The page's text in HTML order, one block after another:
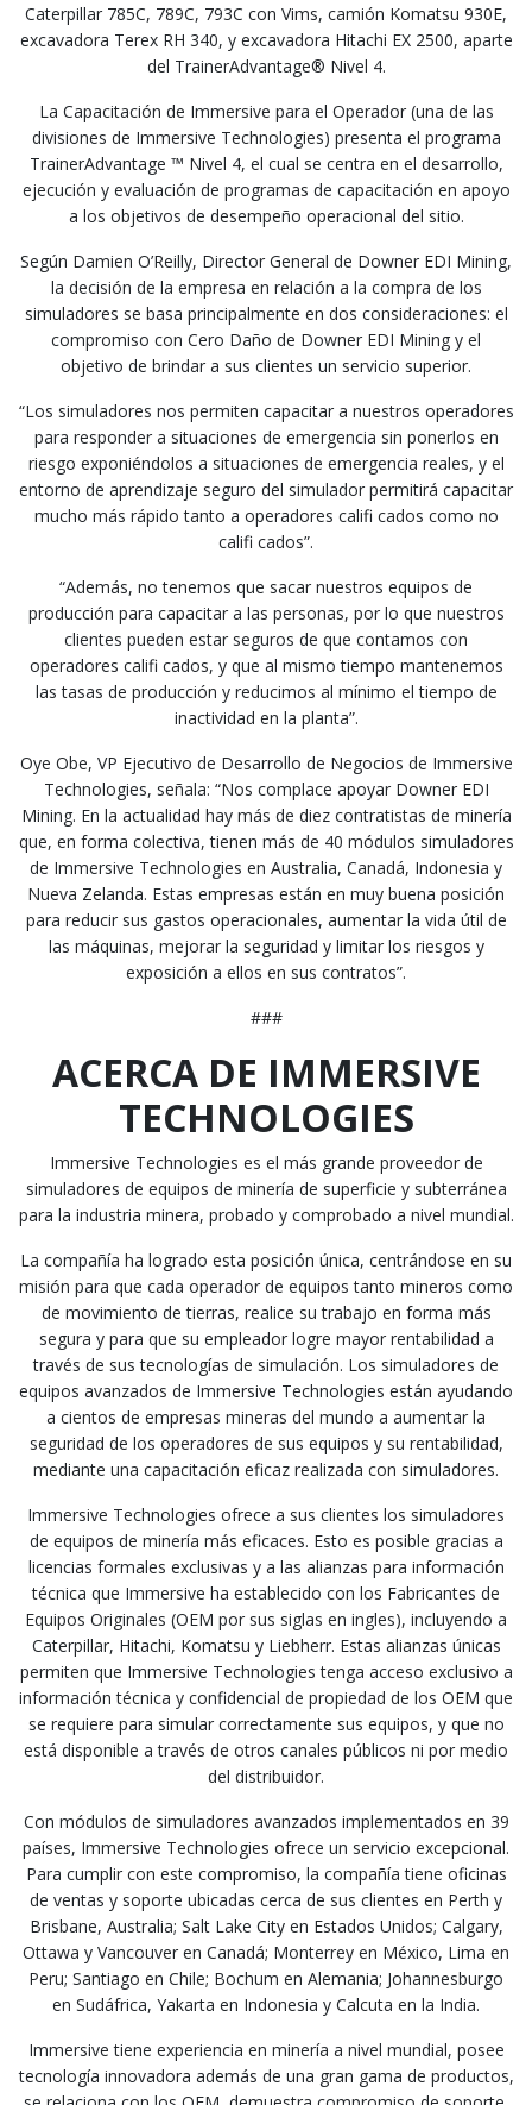
Caterpillar 785C, 789C, 793C con Vims, camión Komatsu 930E,
excavadora Terex RH 340, y excavadora Hitachi EX 2500, aparte
del TrainerAdvantage® Nivel 4.
La Capacitación de Immersive para el Operador (una de las
divisiones de Immersive Technologies) presenta el programa
TrainerAdvantage ™ Nivel 4, el cual se centra en el desarrollo,
ejecución y evaluación de programas de capacitación en apoyo
a los objetivos de desempeño operacional del sitio.
Según Damien O’Reilly, Director General de Downer EDI Mining,
la decisión de la empresa en relación a la compra de los
simuladores se basa principalmente en dos consideraciones: el
compromiso con Cero Daño de Downer EDI Mining y el
objetivo de brindar a sus clientes un servicio superior.
“Los simuladores nos permiten capacitar a nuestros operadores
para responder a situaciones de emergencia sin ponerlos en
riesgo exponiéndolos a situaciones de emergencia reales, y el
entorno de aprendizaje seguro del simulador permitirá capacitar
mucho más rápido tanto a operadores califi cados como no
califi cados”.
“Además, no tenemos que sacar nuestros equipos de
producción para capacitar a las personas, por lo que nuestros
clientes pueden estar seguros de que contamos con
operadores califi cados, y que al mismo tiempo mantenemos
las tasas de producción y reducimos al mínimo el tiempo de
inactividad en la planta”.
Oye Obe, VP Ejecutivo de Desarrollo de Negocios de Immersive
Technologies, señala: “Nos complace apoyar Downer EDI
Mining. En la actualidad hay más de diez contratistas de minería
que, en forma colectiva, tienen más de 40 módulos simuladores
de Immersive Technologies en Australia, Canadá, Indonesia y
Nueva Zelanda. Estas empresas están en muy buena posición
para reducir sus gastos operacionales, aumentar la vida útil de
las máquinas, mejorar la seguridad y limitar los riesgos y
exposición a ellos en sus contratos”.
###
ACERCA DE IMMERSIVE
TECHNOLOGIES
Immersive Technologies es el más grande proveedor de
simuladores de equipos de minería de superficie y subterránea
para la industria minera, probado y comprobado a nivel mundial.
La compañía ha logrado esta posición única, centrándose en su
misión para que cada operador de equipos tanto mineros como
de movimiento de tierras, realice su trabajo en forma más
segura y para que su empleador logre mayor rentabilidad a
través de sus tecnologías de simulación. Los simuladores de
equipos avanzados de Immersive Technologies están ayudando
a cientos de empresas mineras del mundo a aumentar la
seguridad de los operadores de sus equipos y su rentabilidad,
mediante una capacitación eficaz realizada con simuladores.
Immersive Technologies ofrece a sus clientes los simuladores
de equipos de minería más eficaces. Esto es posible gracias a
licencias formales exclusivas y a las alianzas para información
técnica que Immersive ha establecido con los Fabricantes de
Equipos Originales (OEM por sus siglas en ingles), incluyendo a
Caterpillar, Hitachi, Komatsu y Liebherr. Estas alianzas únicas
permiten que Immersive Technologies tenga acceso exclusivo a
información técnica y confidencial de propiedad de los OEM que
se requiere para simular correctamente sus equipos, y que no
está disponible a través de otros canales públicos ni por medio
del distribuidor.
Con módulos de simuladores avanzados implementados en 39
países, Immersive Technologies ofrece un servicio excepcional.
Para cumplir con este compromiso, la compañía tiene oficinas
de ventas y soporte ubicadas cerca de sus clientes en Perth y
Brisbane, Australia; Salt Lake City en Estados Unidos; Calgary,
Ottawa y Vancouver en Canadá; Monterrey en México, Lima en
Peru; Santiago en Chile; Bochum en Alemania; Johannesburgo
en Sudáfrica, Yakarta en Indonesia y Calcuta en la India.
Immersive tiene experiencia en minería a nivel mundial, posee
tecnología innovadora además de una gran gama de productos,